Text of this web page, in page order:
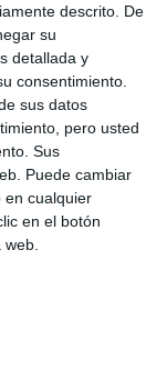
descrito. De
su
detallada y
consentimiento.
sus datos
pero usted
Sus
Puede cambiar
en cualquier
en el botón